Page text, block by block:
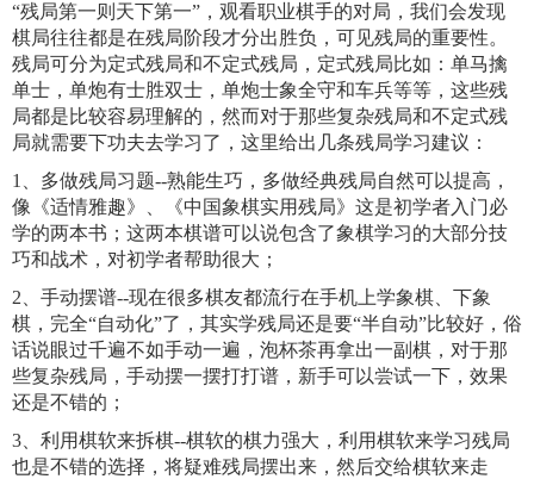
“残局第一则天下第一”，观看职业棋手的对局，我们会发现
棋局往往都是在残局阶段才分出胜负，可见残局的重要性。
残局可分为定式残局和不定式残局，定式残局比如：单马擒
单士，单炮有士胜双士，单炮士象全守和车兵等等，这些残
局都是比较容易理解的，然而对于那些复杂残局和不定式残
局就需要下功夫去学习了，这里给出几条残局学习建议：
1、多做残局习题--熟能生巧，多做经典残局自然可以提高，
像《适情雅趣》、《中国象棋实用残局》这是初学者入门必
学的两本书；这两本棋谱可以说包含了象棋学习的大部分技
巧和战术，对初学者帮助很大；
2、手动摆谱--现在很多棋友都流行在手机上学象棋、下象
棋，完全“自动化”了，其实学残局还是要“半自动”比较好，俗
话说眼过千遍不如手动一遍，泡杯茶再拿出一副棋，对于那
些复杂残局，手动摆一摆打打谱，新手可以尝试一下，效果
还是不错的；
3、利用棋软来拆棋--棋软的棋力强大，利用棋软来学习残局
也是不错的选择，将疑难残局摆出来，然后交给棋软来走